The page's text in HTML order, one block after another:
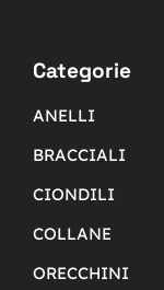
Categorie
ANELLI
BRACCIALI
CIONDILI
COLLANE
ORECCHINI